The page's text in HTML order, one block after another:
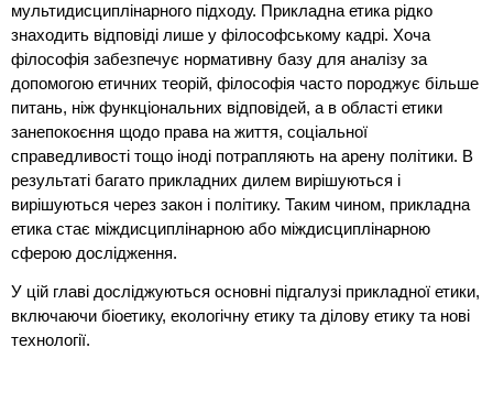
мультидисциплінарного підходу. Прикладна етика рідко
знаходить відповіді лише у філософському кадрі. Хоча
філософія забезпечує нормативну базу для аналізу за
допомогою етичних теорій, філософія часто породжує більше
питань, ніж функціональних відповідей, а в області етики
занепокоєння щодо права на життя, соціальної
справедливості тощо іноді потрапляють на арену політики. В
результаті багато прикладних дилем вирішуються і
вирішуються через закон і політику. Таким чином, прикладна
етика стає міждисциплінарною або міждисциплінарною
сферою дослідження.
У цій главі досліджуються основні підгалузі прикладної етики,
включаючи біоетику, екологічну етику та ділову етику та нові
технології.